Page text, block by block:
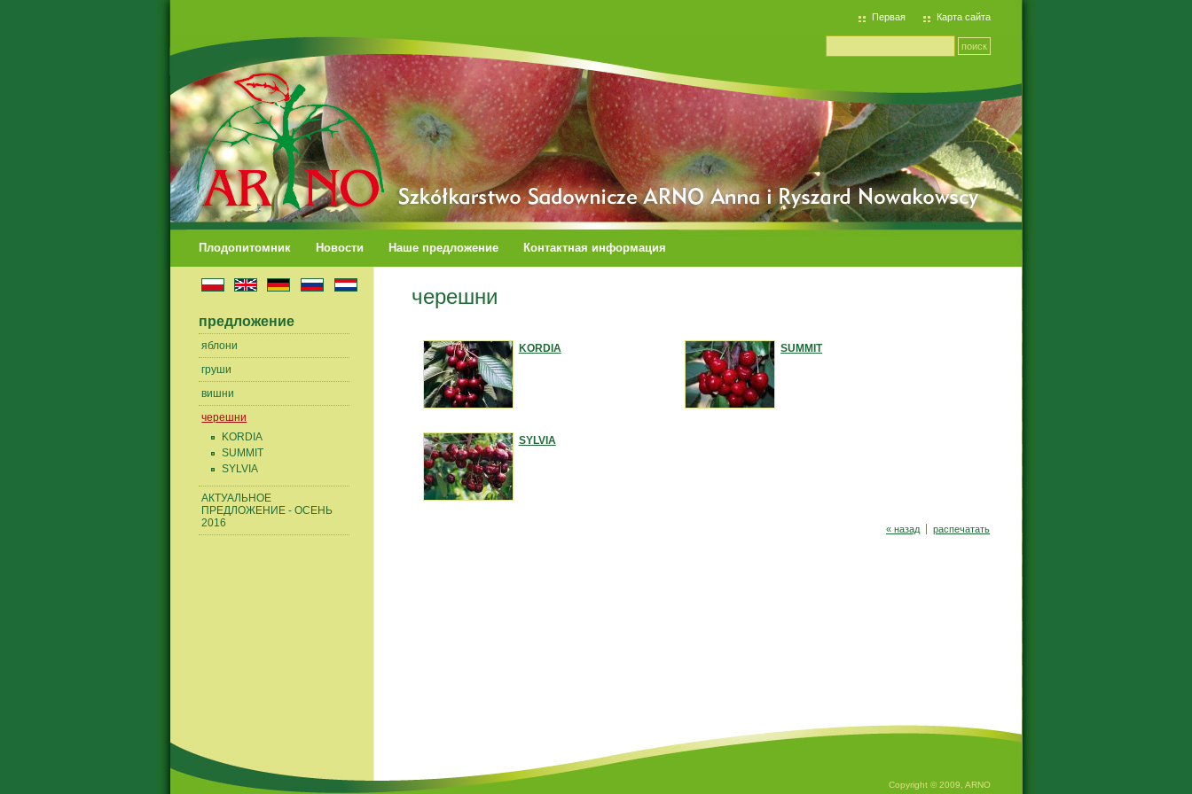
Первая Карта сайта
Плодопитомник Новости Наше предложение Контактная информация
предложение
яблони
груши
вишни
черешни
KORDIA
SUMMIT
SYLVIA
АКТУАЛЬНОЕ
ПРЕДЛОЖЕНИЕ - ОСЕНЬ
2016
черешни
KORDIA SUMMIT
SYLVIA
pаспечатать
« назад
Copyright © 2009, ARNO